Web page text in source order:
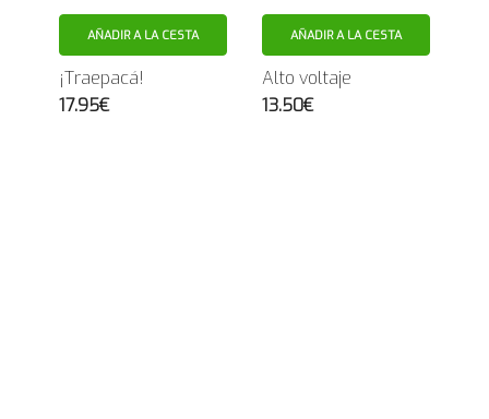
AÑADIR A LA CESTA
¡Traepacá!
17.95€
AÑADIR A LA CESTA
Alto voltaje
13.50€